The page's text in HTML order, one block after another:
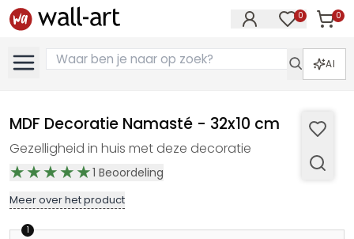
0 0
AI
MDF Decoratie Namasté - 32x10 cm
Gezelligheid in huis met deze decoratie
1 Beoordeling
Meer over het product
1